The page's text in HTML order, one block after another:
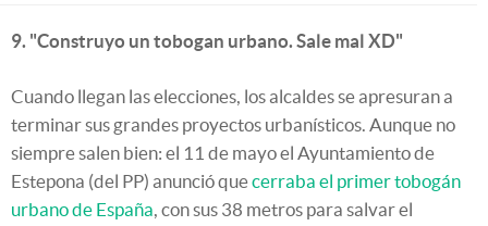
9. "Construyo un tobogan urbano. Sale mal XD"
Cuando llegan las elecciones, los alcaldes se apresuran a
terminar sus grandes proyectos urbanísticos. Aunque no
siempre salen bien: el 11 de mayo el Ayuntamiento de
Estepona (del PP) anunció quecerraba el primer tobogán
urbano de España, con sus 38 metros para salvar el